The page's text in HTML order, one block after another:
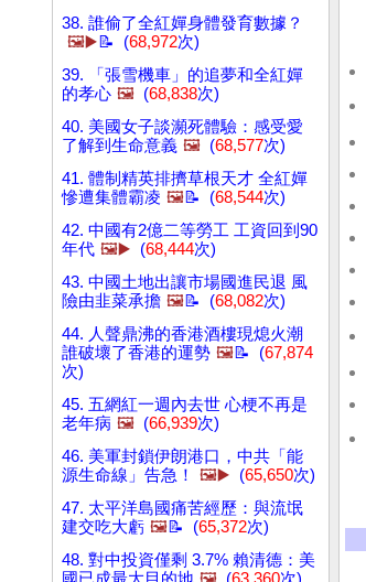
38. 誰偷了全紅嬋身體發育數據？
🖼️▶️📝 (68,972次)
39. 「張雪機車」的追夢和全紅嬋
的孝心 🖼️ (68,838次)
40. 美國女子談瀕死體驗：感受愛
了解到生命意義 🖼️ (68,577次)
41. 體制精英排擠草根天才 全紅嬋
慘遭集體霸凌 🖼️📝 (68,544次)
42. 中國有2億二等勞工 工資回到90
年代 🖼️▶️ (68,444次)
43. 中國土地出讓市場國進民退 風
險由韭菜承擔 🖼️📝 (68,082次)
44. 人聲鼎沸的香港酒樓現熄火潮
誰破壞了香港的運勢 🖼️📝 (67,874
次)
45. 五網紅一週內去世 心梗不再是
老年病 🖼️ (66,939次)
46. 美軍封鎖伊朗港口，中共「能
源生命線」告急！
🖼️▶️ (65,650次)
47. 太平洋島國痛苦經歷：與流氓
建交吃大虧 🖼️📝 (65,372次)
48. 對中投資僅剩 3.7% 賴清德：美